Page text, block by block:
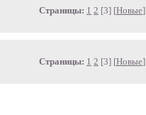
Страницы: 1 2 [3] [Новые]
Страницы: 1 2 [3] [Новые]